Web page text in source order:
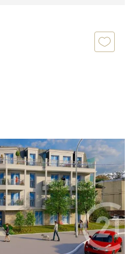
91
vendre
€
appartement 2 pièces situé
future résidence intimiste,